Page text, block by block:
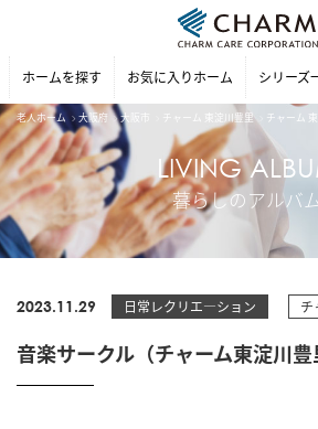
ホームを探す お気に入りホーム シリーズ
老人ホーム 大阪府 大阪市 チャーム 東淀川豊里 チャーム
LIVING
暮らしのアルバ
2023.11.29 日常レクリエ―ション チ
音楽サークル（チャーム東淀川豊